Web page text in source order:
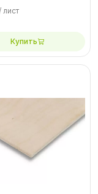
лист
Купить